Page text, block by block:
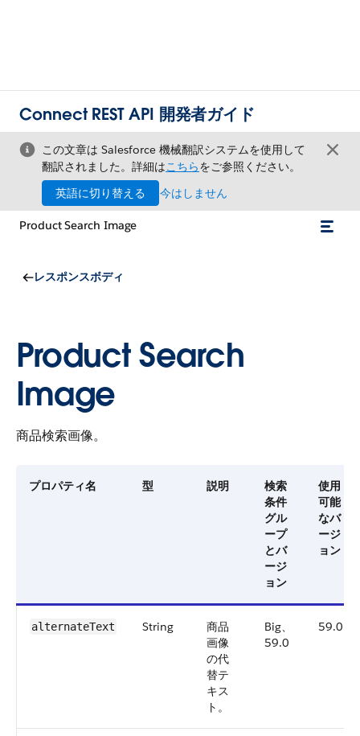
Connect REST API 開発者ガイド
この文章は Salesforce 機械翻訳システムを使用して
翻訳されました。詳細はこちらをご参照ください。
英語に切り替える
今はしません
Product Search Image
レスポンスボディ
Product Search
Image
商品検索画像。
プロパティ名 型 説明
検索
条件
グル
ープ
とバ
ージ
ョン
使用
可能
なバ
ージ
ョン
alternateText String
商品
画像
の代
替テ
キス
ト。
Big、
59.0
59.0